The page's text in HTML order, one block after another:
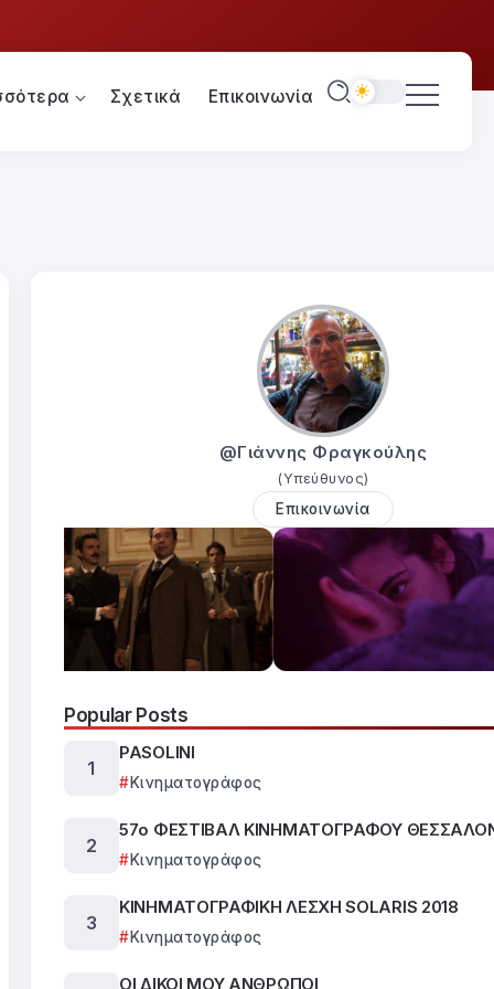
Σχετικά Επικοινωνία
@Γιάννης Φραγκούλης
(Υπεύθυνος)
Επικοινωνία
Popular Posts
PASOLINI
Κινηματογράφος
57ο ΦΕΣΤΙΒΑΛ ΚΙΝΗΜΑΤΟΓΡΑΦΟΥ
Κινηματογράφος
ΚΙΝΗΜΑΤΟΓΡΑΦΙΚΗ ΛΕΣΧΗ SOLARIS 2018
Κινηματογράφος
ΟΙ ΔΙΚΟΙ ΜΟΥ ΑΝΘΡΩΠΟΙ